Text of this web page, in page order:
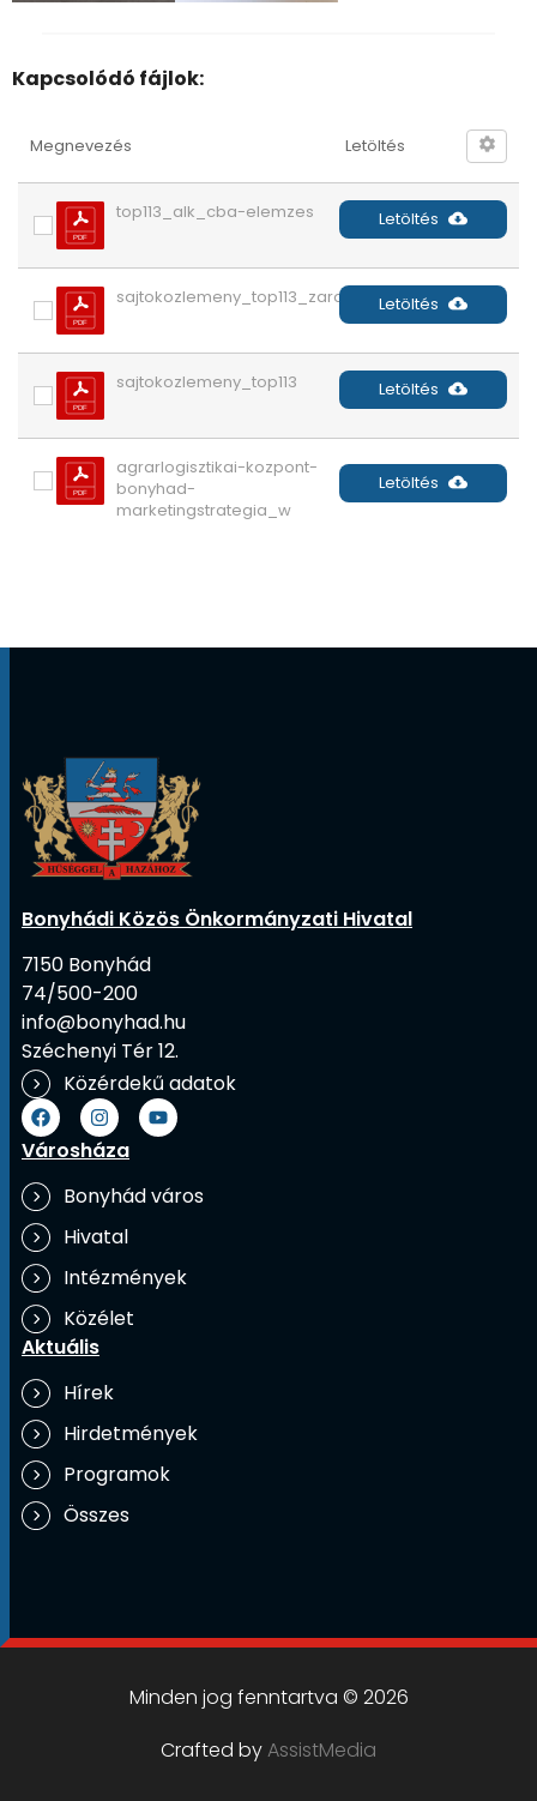
Kapcsolódó fájlok:
Megnevezés Letöltés
top113_alk_cba-elemzes Letöltés
sajtokozlemeny_top113_zaro Letöltés
sajtokozlemeny_top113 Letöltés
agrarlogisztikai-kozpont-
bonyhad-
marketingstrategia_w
Letöltés
Bonyhádi Közös Önkormányzati Hivatal
7150 Bonyhád
74/500-200
info@bonyhad.hu
Széchenyi Tér 12.
Közérdekű adatok
Városháza
Bonyhád város
Hivatal
Intézmények
Közélet
Aktuális
Hírek
Hirdetmények
Programok
Összes
Minden jog fenntartva © 2026
Crafted byAssistMedia